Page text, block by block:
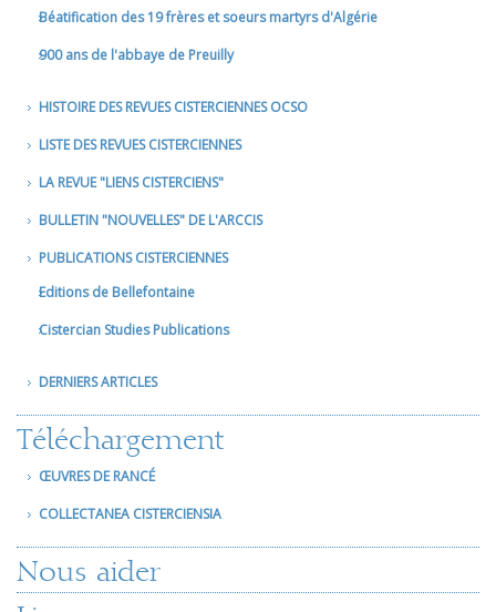
Béatification des 19 frères et soeurs martyrs d'Algérie
900 ans de l'abbaye de Preuilly
HISTOIRE DES REVUES CISTERCIENNES OCSO
LISTE DES REVUES CISTERCIENNES
LA REVUE "LIENS CISTERCIENS"
BULLETIN "NOUVELLES" DE L'ARCCIS
PUBLICATIONS CISTERCIENNES
Editions de Bellefontaine
Cistercian Studies Publications
DERNIERS ARTICLES
Téléchargement
ŒUVRES DE RANCÉ
COLLECTANEA CISTERCIENSIA
Nous aider